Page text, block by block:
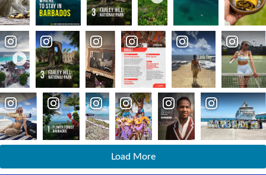
Load More